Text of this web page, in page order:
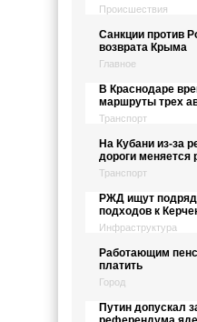
Происшествия
Санкции против
возврата Крыма
Главное
В Краснодаре
маршруты трех
Транспорт
На Кубани из-за
дороги меняется
Транспорт
РЖД ищут
подходов к
Инфраструктура
Работающим
платить
Город
Путин допускал